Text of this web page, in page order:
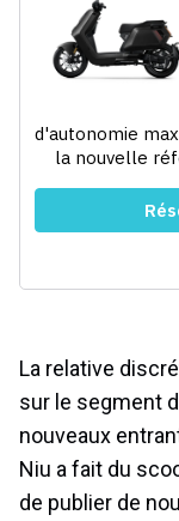
La relative
sur le segment
nouveaux
Niu a fait du
de publier de